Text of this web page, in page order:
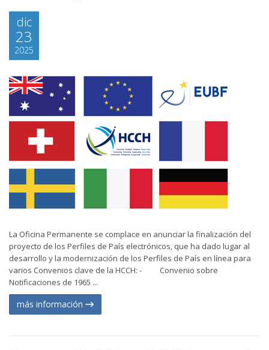
dic
23
2025
La Oficina Permanente se complace en anunciar la finalización del
proyecto de los Perfiles de País electrónicos, que ha dado lugar al
desarrollo y la modernización de los Perfiles de País en línea para
varios Convenios clave de la HCCH: - Convenio sobre
Notificaciones de 1965 ...
más información